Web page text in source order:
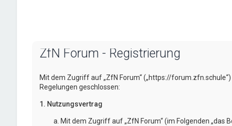
ZfN Forum - Registrierung
Mit dem Zugriff auf „ZfN Forum“ („https://
Regelungen geschlossen:
1. Nutzungsvertrag
Mit dem Zugriff auf „ZfN Forum“ (im Folgenden „das